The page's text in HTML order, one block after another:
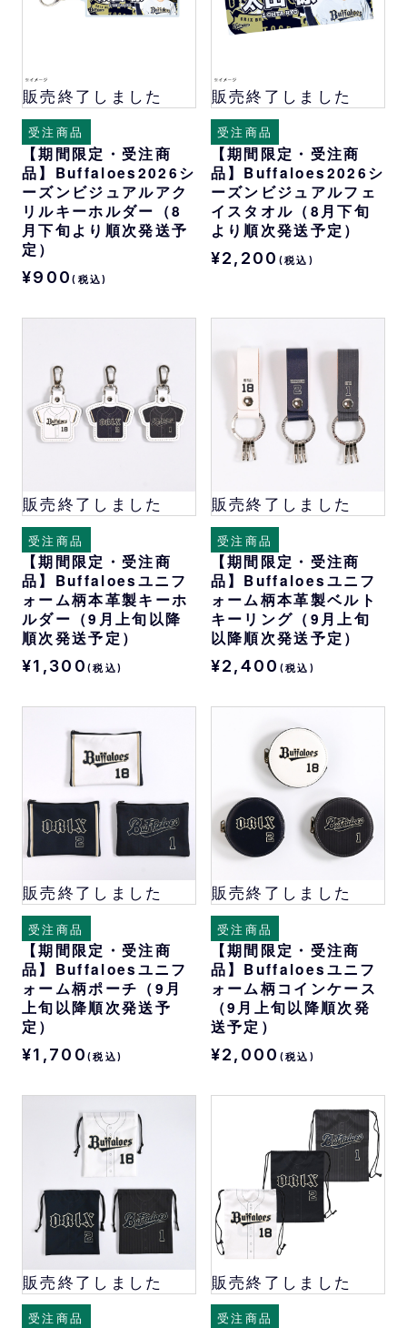
販売終了しました
受注商品
【期間限定・受注商
品】Buffaloes2026シ
ーズンビジュアルアク
リルキーホルダー（8
月下旬より順次発送予
定）
¥900(税込)
販売終了しました
受注商品
【期間限定・受注商
品】Buffaloes2026シ
ーズンビジュアルフェ
イスタオル（8月下旬
より順次発送予定）
¥2,200 (税込)
販売終了しました
受注商品
【期間限定・受注商
品】Buffaloesユニフ
ォーム柄本革製キーホ
ルダー（9月上旬以降
順次発送予定）
¥1,300 (税込)
販売終了しました
受注商品
【期間限定・受注商
品】Buffaloesユニフ
ォーム柄本革製ベルト
キーリング（9月上旬
以降順次発送予定）
¥2,400 (税込)
販売終了しました
受注商品
【期間限定・受注商
品】Buffaloesユニフ
ォーム柄ポーチ（9月
上旬以降順次発送予
定）
¥1,700 (税込)
販売終了しました
受注商品
【期間限定・受注商
品】Buffaloesユニフ
ォーム柄コインケース
（9月上旬以降順次発
送予定）
¥2,000 (税込)
販売終了しました
受注商品
販売終了しました
受注商品